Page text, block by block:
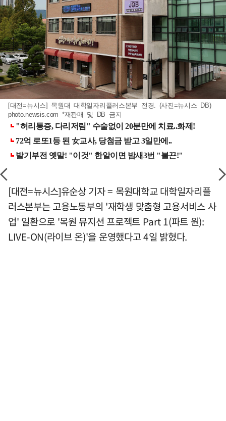
[대전=뉴시스] 목원대 대학일자리플러스본부 전경. (사진=뉴시스 DB)
photo.newsis.com *재판매 및 DB 금지
[대전=뉴시스]유순상 기자 = 목원대학교 대학일자리플
러스본부는 고용노동부의 '재학생 맞춤형 고용서비스 사
업' 일환으로 '목원 뮤지션 프로젝트 Part 1(파트 원):
LIVE-ON(라이브 온)'을 운영했다고 4일 밝혔다.